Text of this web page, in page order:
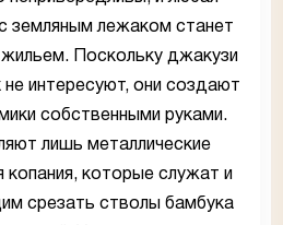
земляным лежаком станет
Поскольку джакузи
не интересуют, они создают
собственными руками.
лишь металлические
копания, которые служат и
срезать стволы бамбука